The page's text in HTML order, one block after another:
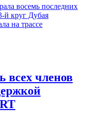
восемь последних
й круг Дубая
на трассе
членов